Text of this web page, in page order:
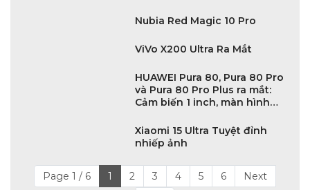
Nubia Red Magic 10 Pro
ViVo X200 Ultra Ra Mắt
HUAWEI Pura 80, Pura 80 Pro
và Pura 80 Pro Plus ra mắt:
Cảm biến 1 inch, màn hình
9020
Xiaomi 15 Ultra Tuyệt đỉnh
nhiếp ảnh
Page 1 / 6 1 2 3 4 5 6
Next